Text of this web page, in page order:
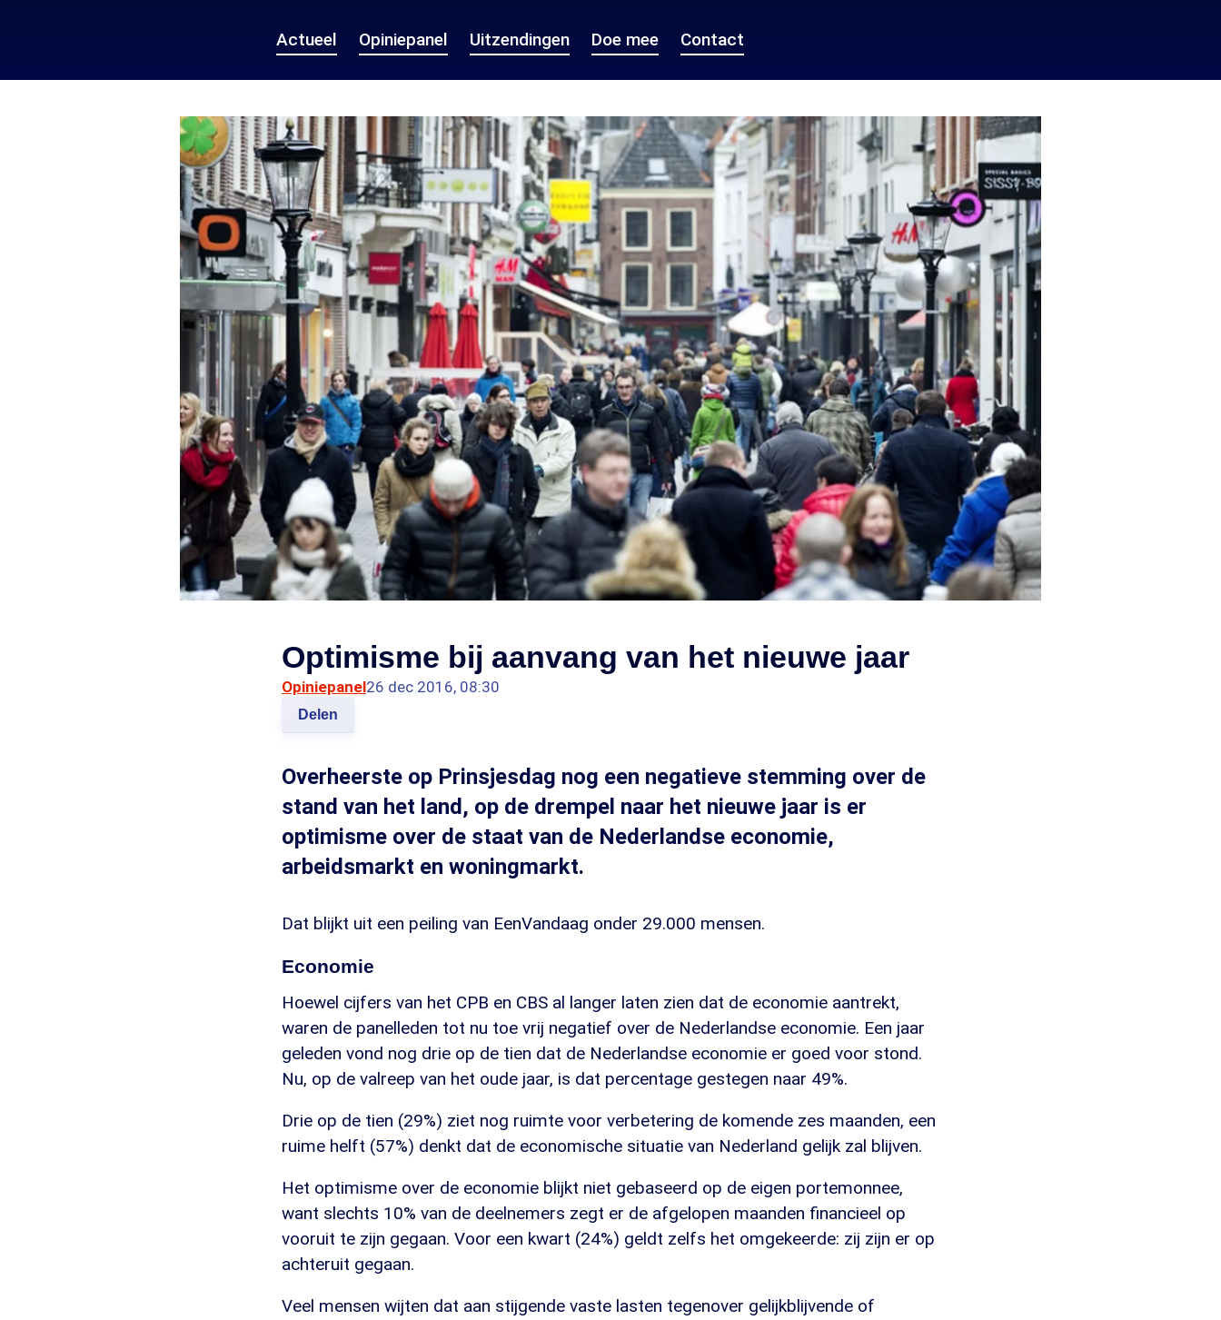
Actueel Opiniepanel Uitzendingen Doe mee Contact
Optimisme bij aanvang van het nieuwe jaar
Opiniepanel26 dec 2016, 08:30
Delen
Overheerste op Prinsjesdag nog een negatieve stemming over de
stand van het land, op de drempel naar het nieuwe jaar is er
optimisme over de staat van de Nederlandse economie,
arbeidsmarkt en woningmarkt.
Dat blijkt uit een peiling van EenVandaag onder 29.000 mensen.
Economie
Hoewel cijfers van het CPB en CBS al langer laten zien dat de economie aantrekt,
waren de panelleden tot nu toe vrij negatief over de Nederlandse economie. Een jaar
geleden vond nog drie op de tien dat de Nederlandse economie er goed voor stond.
Nu, op de valreep van het oude jaar, is dat percentage gestegen naar 49%.
Drie op de tien (29%) ziet nog ruimte voor verbetering de komende zes maanden, een
ruime helft (57%) denkt dat de economische situatie van Nederland gelijk zal blijven.
Het optimisme over de economie blijkt niet gebaseerd op de eigen portemonnee,
want slechts 10% van de deelnemers zegt er de afgelopen maanden financieel op
vooruit te zijn gegaan. Voor een kwart (24%) geldt zelfs het omgekeerde: zij zijn er op
achteruit gegaan.
Veel mensen wijten dat aan stijgende vaste lasten tegenover gelijkblijvende of